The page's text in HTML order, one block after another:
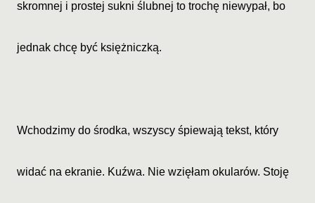
skromnej i prostej sukni ślubnej to trochę niewypał, bo
jednak chcę być księżniczką.
Wchodzimy do środka, wszyscy śpiewają tekst, który
widać na ekranie. Kuźwa. Nie wzięłam okularów. Stoję